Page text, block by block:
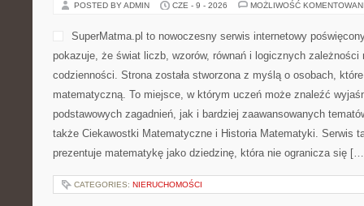
POSTED BY ADMIN CZE - 9 - 2026 MOŻLIWOŚĆ
SuperMatma.pl to nowoczesny serwis internetowy
pokazuje, że świat liczb, wzorów, równań i logicznych zależności
codzienności. Strona została stworzona z myślą o osobach,
matematyczną. To miejsce, w którym uczeń może znaleźć
podstawowych zagadnień, jak i bardziej zaawansowanych
także Ciekawostki Matematyczne i Historia Matematyki. Serwis
prezentuje matematykę jako dziedzinę, która nie ogranicza się
CATEGORIES: NIERUCHOMOŚCI